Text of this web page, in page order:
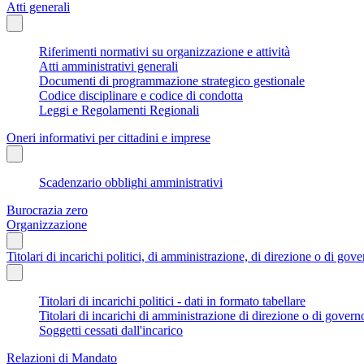
Atti generali
Riferimenti normativi su organizzazione e attività
Atti amministrativi generali
Documenti di programmazione strategico gestionale
Codice disciplinare e codice di condotta
Leggi e Regolamenti Regionali
Oneri informativi per cittadini e imprese
Scadenzario obblighi amministrativi
Burocrazia zero
Organizzazione
Titolari di incarichi politici, di amministrazione, di direzione o di
Titolari di incarichi politici - dati in formato tabellare
Titolari di incarichi di amministrazione di direzione o di
Soggetti cessati dall'incarico
Relazioni di Mandato